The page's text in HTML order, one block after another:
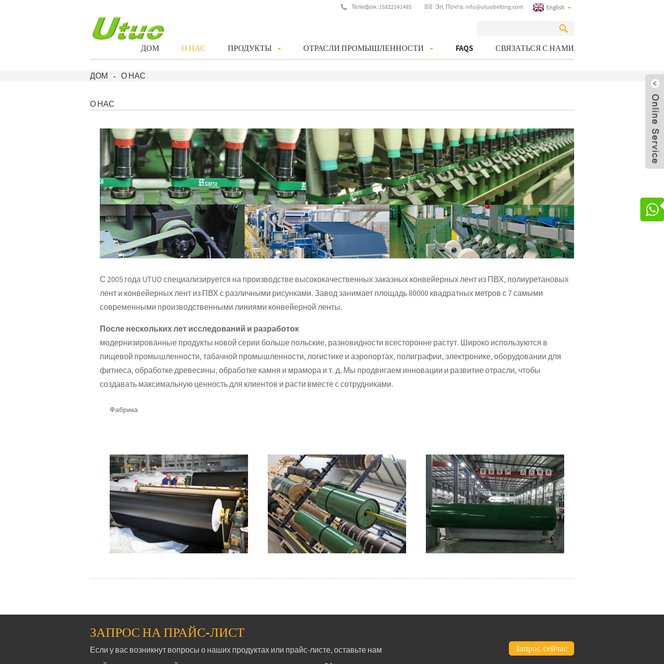
Телефон: 15822141485 Эл. Почта: info@utuobelting.com English
ДОМ О НАС ПРОДУКТЫ ОТРАСЛИ ПРОМЫШЛЕННОСТИ FAQS СВЯЗАТЬСЯ С НАМИ
ДОМ О НАС
О НАС
С 2005 года UTUO специализируется на производстве высококачественных заказных конвейерных лент из ПВХ, полиуретановых
лент и конвейерных лент из ПВХ с различными рисунками. Завод занимает площадь 80000 квадратных метров с 7 самыми
современными производственными линиями конвейерной ленты.
После нескольких лет исследований и разработок
модернизированные продукты новой серии больше польские, разновидности всесторонне растут. Широко используются в
пищевой промышленности, табачной промышленности, логистике и аэропортах, полиграфии, электронике, оборудовании для
фитнеса, обработке древесины, обработке камня и мрамора и т. д. Мы продвигаем инновации и развитие отрасли, чтобы
создавать максимальную ценность для клиентов и расти вместе с сотрудниками.
Фабрика
ЗАПРОС НА ПРАЙС-ЛИСТ
Если у вас возникнут вопросы о наших продуктах или прайс-листе, оставьте нам
Запрос сейчас
